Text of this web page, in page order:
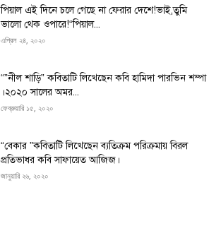
পিয়াল এই দিনে চলে গেছে না ফেরার দেশে!ভাই,তুমি
ভালো থেক ওপারে!“পিয়াল...
এপ্রিল ২৪, ২০২০
“”নীল শাড়ি” কবিতাটি লিখেছেন কবি হামিদা পারভিন শম্পা
।২০২০ সালের অমর...
ফেব্রুয়ারি ১৫, ২০২০
“বেকার ”কবিতাটি লিখেছেন ব্যতিক্রম পরিক্রমায় বিরল
প্রতিভাধর কবি সাফায়েত আজিজ।
জানুয়ারি ২৬, ২০২০